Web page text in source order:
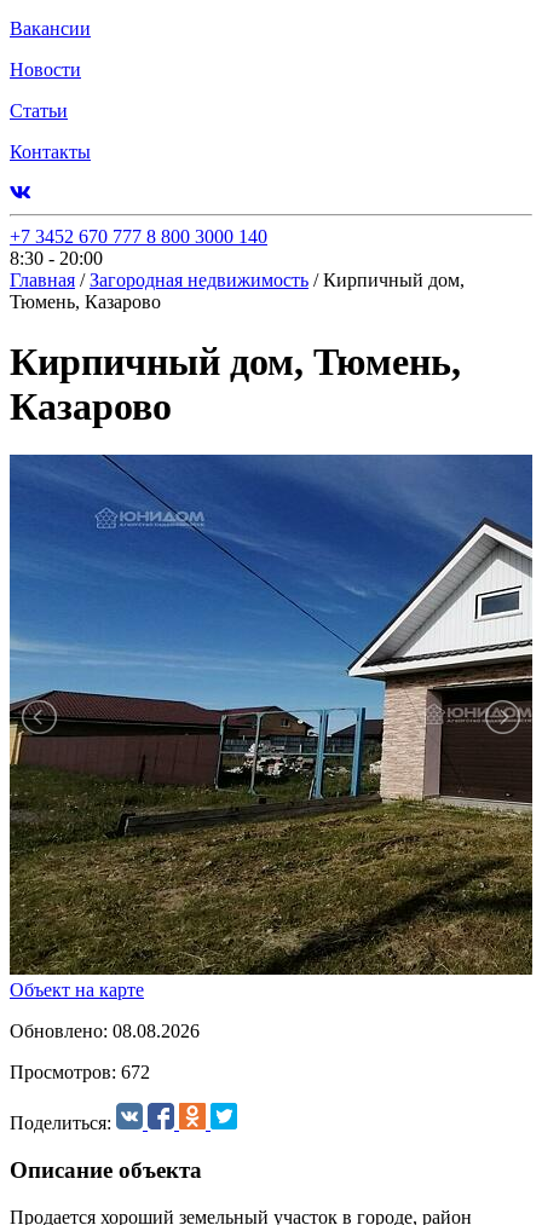
Вакансии
Новости
Статьи
Контакты
+7 3452 670 777 8 800 3000 140
8:30 - 20:00
Главная / Загородная недвижимость / Кирпичный дом,
Тюмень, Казарово
Кирпичный дом, Тюмень,
Казарово
Объект на карте
Обновлено: 08.08.2026
Просмотров: 672
Поделиться:
Описание объекта
Продается хороший земельный участок в городе, район